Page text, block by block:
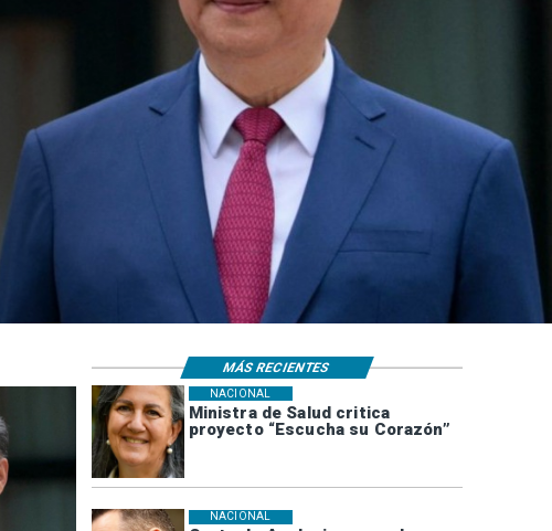
Ministra de Salud critica
proyecto “Escucha su Corazón”
NACIONAL
NACIONAL
MÁS RECIENTES